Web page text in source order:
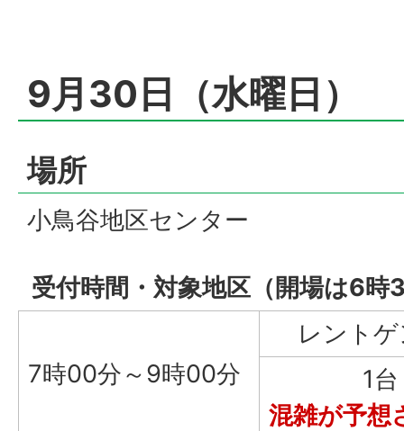
9月30日（水曜日）
場所
小鳥谷地区センター
受付時間・対象地区（開場は6時
7時00分～9時00分
レント
1台
混雑が予想